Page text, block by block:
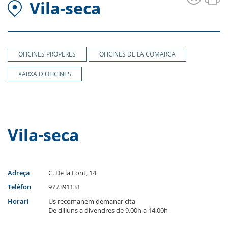
Vila-seca
OFICINES PROPERES OFICINES DE LA COMARCA
XARXA D'OFICINES
Vila-seca
Adreça
C. De la Font, 14
Telèfon
977391131
Horari
Us recomanem demanar cita
De dilluns a divendres de 9.00h a 14.00h